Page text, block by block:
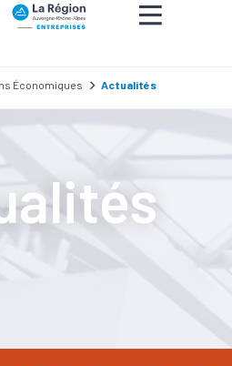
Économiques Actualités